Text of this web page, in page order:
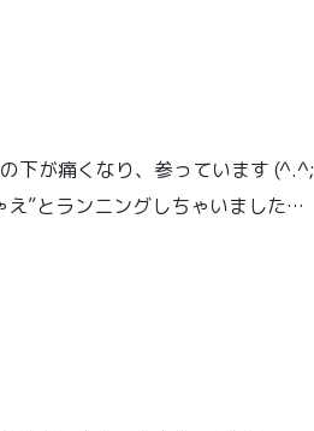
下が痛くなり、参っています (^.^;
え”とランニングしちゃいました…